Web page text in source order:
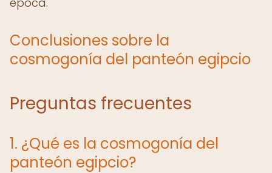
Conclusiones sobre la
cosmogonía del panteón egipcio
Preguntas frecuentes
1. ¿Qué es la cosmogonía del
panteón egipcio?